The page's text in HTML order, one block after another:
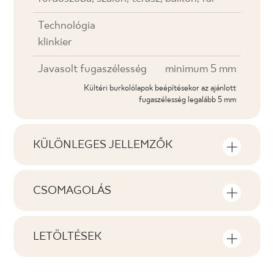
Technológia
klinkier
Javasolt fugaszélesség minimum 5 mm
Kültéri burkolólapok beépítésekor az ajánlott
fugaszélesség legalább 5 mm
KÜLÖNLEGES JELLEMZŐK
CSOMAGOLÁS
négyzetméterről
LETÖLTÉSEK